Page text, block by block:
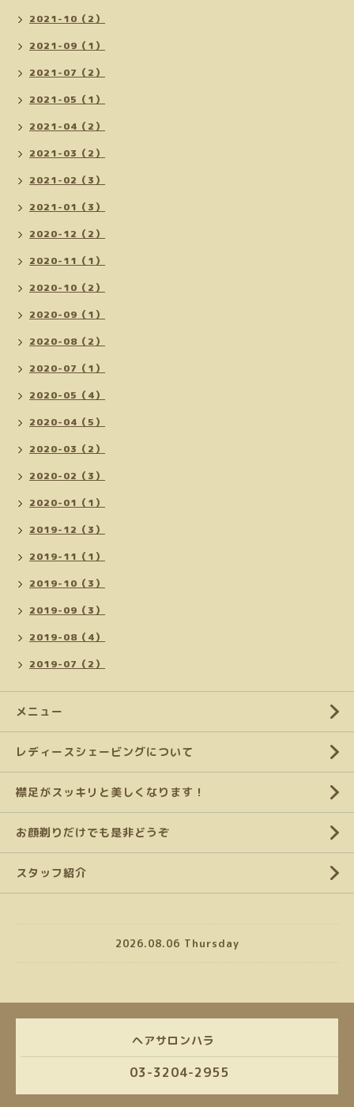
2021-10（2）
2021-09（1）
2021-07（2）
2021-05（1）
2021-04（2）
2021-03（2）
2021-02（3）
2021-01（3）
2020-12（2）
2020-11（1）
2020-10（2）
2020-09（1）
2020-08（2）
2020-07（1）
2020-05（4）
2020-04（5）
2020-03（2）
2020-02（3）
2020-01（1）
2019-12（3）
2019-11（1）
2019-10（3）
2019-09（3）
2019-08（4）
2019-07（2）
メニュー
レディースシェービングについて
襟足がスッキリと美しくなります！
お顔剃りだけでも是非どうぞ
スタッフ紹介
2026.08.06 Thursday
ヘアサロンハラ
03-3204-2955